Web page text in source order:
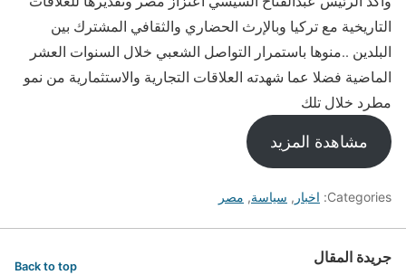
التاريخية مع تركيا وبالإرث الحضاري والثقافي المشترك بين
البلدين ..منوها باستمرار التواصل الشعبي خلال السنوات العشر
الماضية فضلا عما شهدته العلاقات التجارية والاستثمارية من نمو
مطرد خلال تلك
مشاهدة المزيد
Categories: اخبار , سياسة, مصر
جريدة المقال Back to top